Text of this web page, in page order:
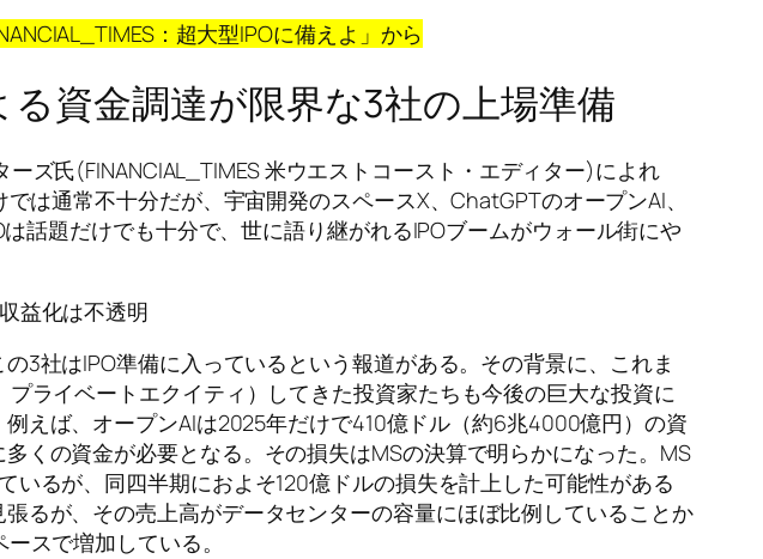
：超大型IPOに備えよ」 から
る資金調達が限界な3社の上場準備
ーズ氏(FINANCIAL_TIMES 米ウエストコースト・エディター)によれ
は通常不十分だが、宇宙開発のスペースX、ChatGPTのオープンAI、
話題だけでも十分で、世に語り継がれるIPOブームがウォール街にや
益化は不透明
3社はIPO準備に入っているという報道がある。その背景に、これま
ライベートエクイティ）してきた投資家たちも今後の巨大な投資に
えば、オープンAIは2025年だけで410億ドル（約6兆4000億円）の資
くの資金が必要となる。その損失はMSの決算で明らかになった。MS
いるが、同四半期におよそ120億ドルの損失を計上した可能性がある
るが、その売上高がデータセンターの容量にほぼ比例していることか
スで増加している。